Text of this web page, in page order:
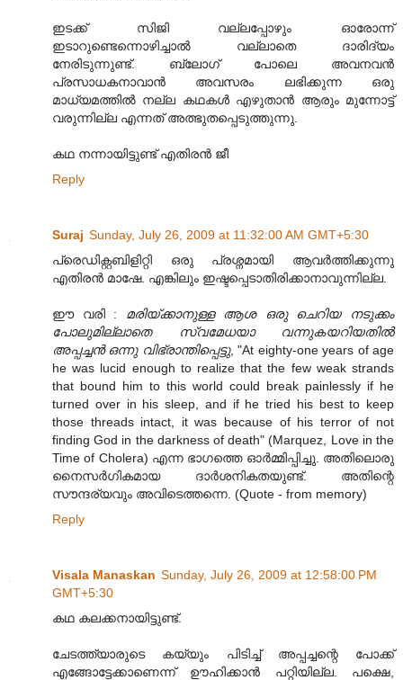
ഇടക്ക് സിജി വല്ലപ്പോഴും ഓരോന്ന്
ഇടാറുണ്ടെന്നൊഴിച്ചാൽ വല്ലാതെ ദാരിദ്യം
നേരിടുന്നുണ്ട്. ബ്ലോഗ് പോലെ അവനവൻ
പ്രസാധകനാവാൻ അവസരം ലഭിക്കുന്ന ഒരു
മാധ്യമത്തിൽ നല്ല കഥകൾ എഴുതാൻ ആരും മുന്നോട്ട്
വരുന്നില്ല എന്നത് അത്ഭുതപ്പെടുത്തുന്നു.
കഥ നന്നായിട്ടുണ്ട് എതിരൻ ജീ
Reply
Suraj Sunday, July 26, 2009 at 11:32:00 AM GMT+5:30
പ്രെഡിക്റ്റബിളിറ്റി ഒരു പ്രശ്നമായി ആവര്‍ത്തിക്കുന്നു
എതിരന്‍ മാഷേ. എങ്കിലും ഇഷ്ടപ്പെടാതിരിക്കാനാവുന്നില്ല.
ഈ വരി : മരിയ്ക്കാനുള്ള ആശ ഒരു ചെറിയ നടുക്കം
പോലുമില്ലാതെ സ്വമേധയാ വന്നുകയറിയതില്‍
അപ്പച്ചന്‍ ഒന്നു വിഭ്രാന്തിപ്പെട്ടു, "At eighty-one years of age
he was lucid enough to realize that the few weak strands
that bound him to this world could break painlessly if he
turned over in his sleep, and if he tried his best to keep
those threads intact, it was because of his terror of not
finding God in the darkness of death" (Marquez, Love in the
Time of Cholera) എന്ന ഭാഗത്തെ ഓര്‍മ്മിപ്പിച്ചു. അതിലൊരു
നൈസര്‍ഗികമായ ദാര്‍ശനികതയുണ്ട്. അതിന്റെ
സൗന്ദര്യവും അവിടെത്തന്നെ. (Quote - from memory)
Reply
Visala Manaskan Sunday, July 26, 2009 at 12:58:00 PM
GMT+5:30
കഥ കലക്കനായിട്ടുണ്ട്.
ചേടത്ത്യാരുടെ കയ്യും പിടിച്ച് അപ്പച്ചന്റെ പോക്ക്
എങ്ങോട്ടേക്കാണെന്ന് ഊഹിക്കാന്‍ പറ്റിയില്ല. പക്ഷെ,